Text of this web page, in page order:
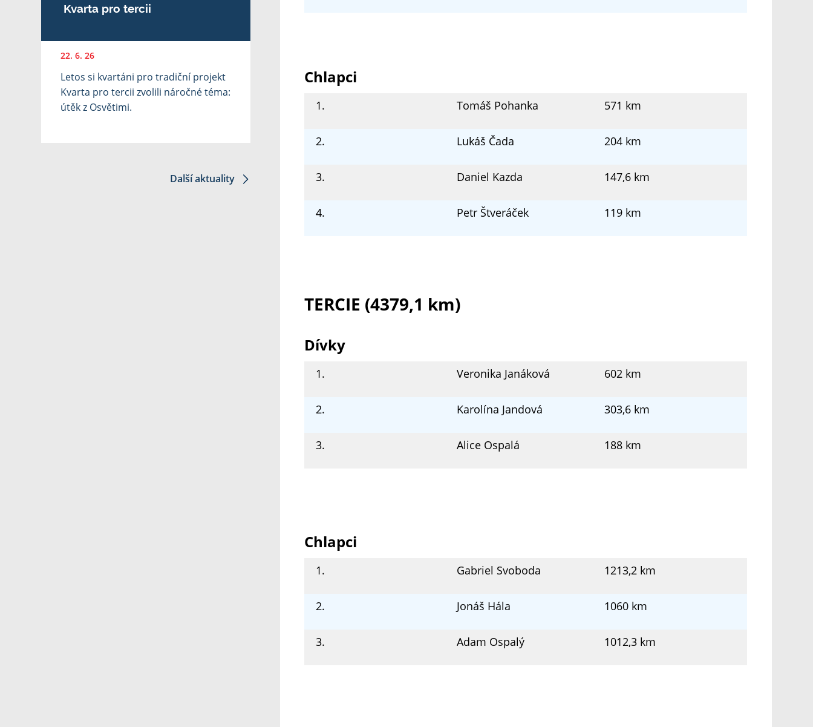
Chlapci
1. Tomáš Pohanka 571 km
2. Lukáš Čada 204 km
3. Daniel Kazda 147,6 km
4. Petr Štveráček 119 km
TERCIE (4379,1 km)
Dívky
1. Veronika Janáková 602 km
2. Karolína Jandová 303,6 km
3. Alice Ospalá 188 km
Chlapci
1. Gabriel Svoboda 1213,2 km
2. Jonáš Hála 1060 km
3. Adam Ospalý 1012,3 km
Kvarta pro tercii
22. 6. 26
Letos si kvartáni pro tradiční projekt
Kvarta pro tercii zvolili náročné téma:
útěk z Osvětimi.
Další aktuality